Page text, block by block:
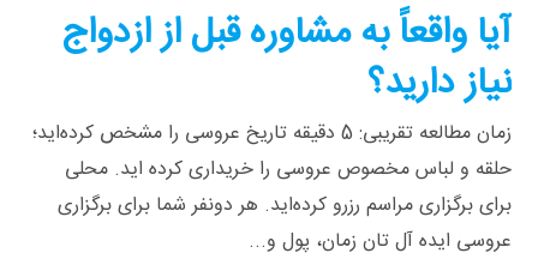
آیا واقعاً به مشاوره قبل از ازدواج
نیاز دارید؟
زمان مطالعه تقریبی: 5 دقیقه تاریخ عروسی را مشخص کرده‌اید؛
حلقه و لباس مخصوص عروسی را خریداری کرده‌ اید. محلی
برای برگزاری مراسم رزرو کرده‌اید. هر دونفر شما برای برگزاری
عروسی ایده‌ آل‌ تان زمان، پول و...